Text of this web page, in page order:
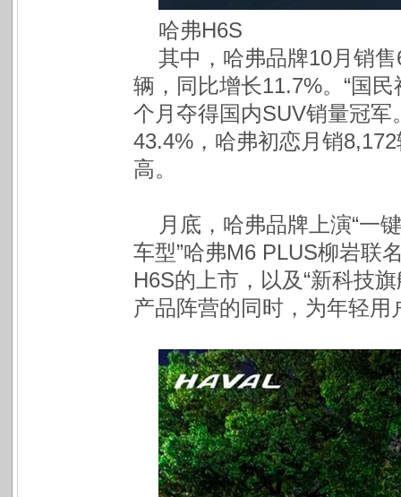
哈弗H6S
其中，哈弗品牌10月销
辆，同比增长11.7%。“国
个月夺得国内SUV销量冠
43.4%，哈弗初恋月销
高。
月底，哈弗品牌上演“一
车型”哈弗M6 PLUS柳岩联
H6S的上市，以及“新科技
产品阵营的同时，为年轻